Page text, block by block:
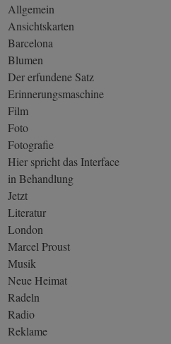
Allgemein
Ansichtskarten
Barcelona
Blumen
Der erfundene Satz
Erinnerungsmaschine
Film
Foto
Fotografie
Hier spricht das Interface
in Behandlung
Jetzt
Literatur
London
Marcel Proust
Musik
Neue Heimat
Radeln
Radio
Reklame